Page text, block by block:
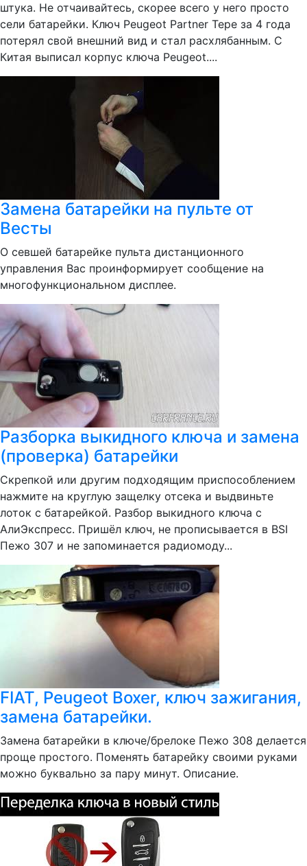
штука. Не отчаивайтесь, скорее всего у него просто
сели батарейки. Ключ Peugeot Partner Tepe за 4 года
потерял свой внешний вид и стал расхлябанным. С
Китая выписал корпус ключа Peugeot....
Замена батарейки на пульте от
Весты
О севшей батарейке пульта дистанционного
управления Вас проинформирует сообщение на
многофункциональном дисплее.
Разборка выкидного ключа и замена
(проверка) батарейки
Скрепкой или другим подходящим приспособлением
нажмите на круглую защелку отсека и выдвиньте
лоток с батарейкой. Разбор выкидного ключа с
АлиЭкспресс. Пришёл ключ, не прописывается в BSI
Пежо 307 и не запоминается радиомоду...
FIAT, Peugeot Boxer, ключ зажигания,
замена батарейки.
Замена батарейки в ключе/брелоке Пежо 308 делается
проще простого. Поменять батарейку своими руками
можно буквально за пару минут. Описание.